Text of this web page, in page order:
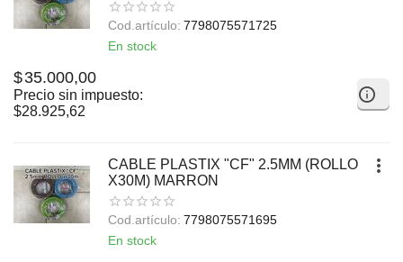
Cod.artículo: 7798075571725
En stock
$35.000,00
Precio sin impuesto:
$28.925,62
CABLE PLASTIX "CF" 2.5MM (ROLLO
X30M) MARRON
Cod.artículo: 7798075571695
En stock